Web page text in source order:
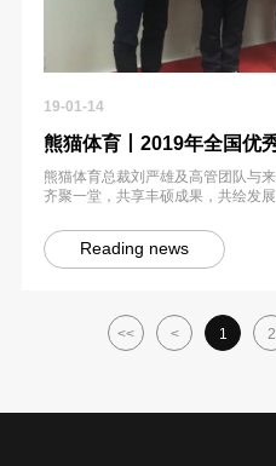
19-01-14
熊猫体育丨2019年全国优
熊猫体育总裁刘严雄及高管团队与
齐聚一堂，共享丰硕成果，共绘发
Reading news
<< < 1 2